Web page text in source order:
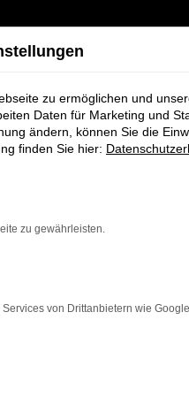
bei
und modernes
und modernes
Fahrzeugen
zu ermöglichen und
Daten für Marketing und
ändern, können Sie die
finden Sie hier:
zu gewährleisten.
von Drittanbietern wie